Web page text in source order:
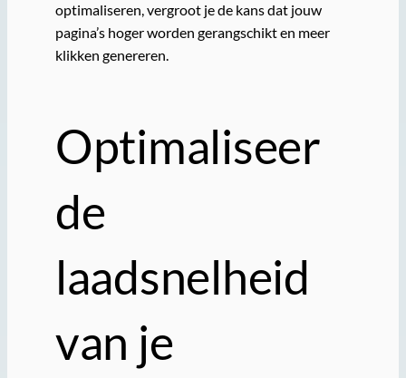
optimaliseren, vergroot je de kans dat jouw
pagina’s hoger worden gerangschikt en meer
klikken genereren.
Optimaliseer
de
laadsnelheid
van je